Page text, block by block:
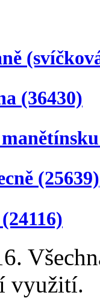
(36430)
(25639)
(24116)
využití.